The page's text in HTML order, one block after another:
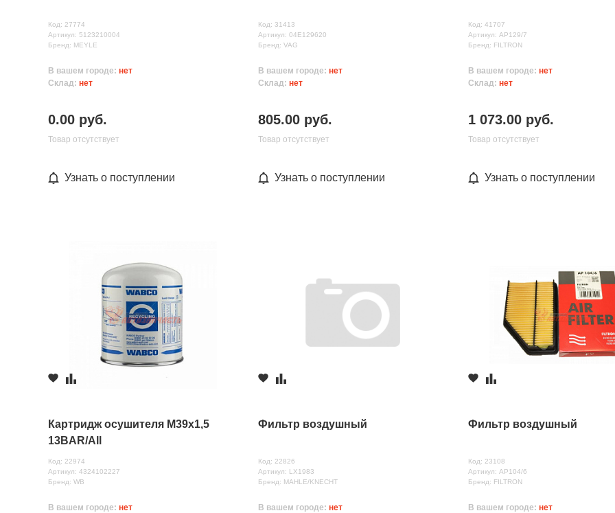
Код: 27774
Артикул: 5123210004
Бренд: MEYLE
В вашем городе: нет
Склад: нет
0.00 руб.
Товар отсутствует
Узнать о поступлении
Код: 31413
Артикул: 04E129620
Бренд: VAG
В вашем городе:нет
Склад:нет
805.00 руб.
Товар отсутствует
Узнать о поступлении
Код: 41707
Артикул: AP129/7
Бренд: FILTRON
В вашем городе:нет
Склад:нет
1 073.00 руб.
Товар отсутствует
Узнать о поступлении
Картридж осушителя M39x1,5
13BAR/All
Код: 22974
Артикул: 4324102227
Бренд: WB
В вашем городе: нет
Фильтр воздушный
Код: 22826
Артикул: LX1983
Бренд: MAHLE/KNECHT
В вашем городе:нет
Фильтр воздушный
Код: 23108
Артикул: AP104/6
Бренд: FILTRON
В вашем городе:нет